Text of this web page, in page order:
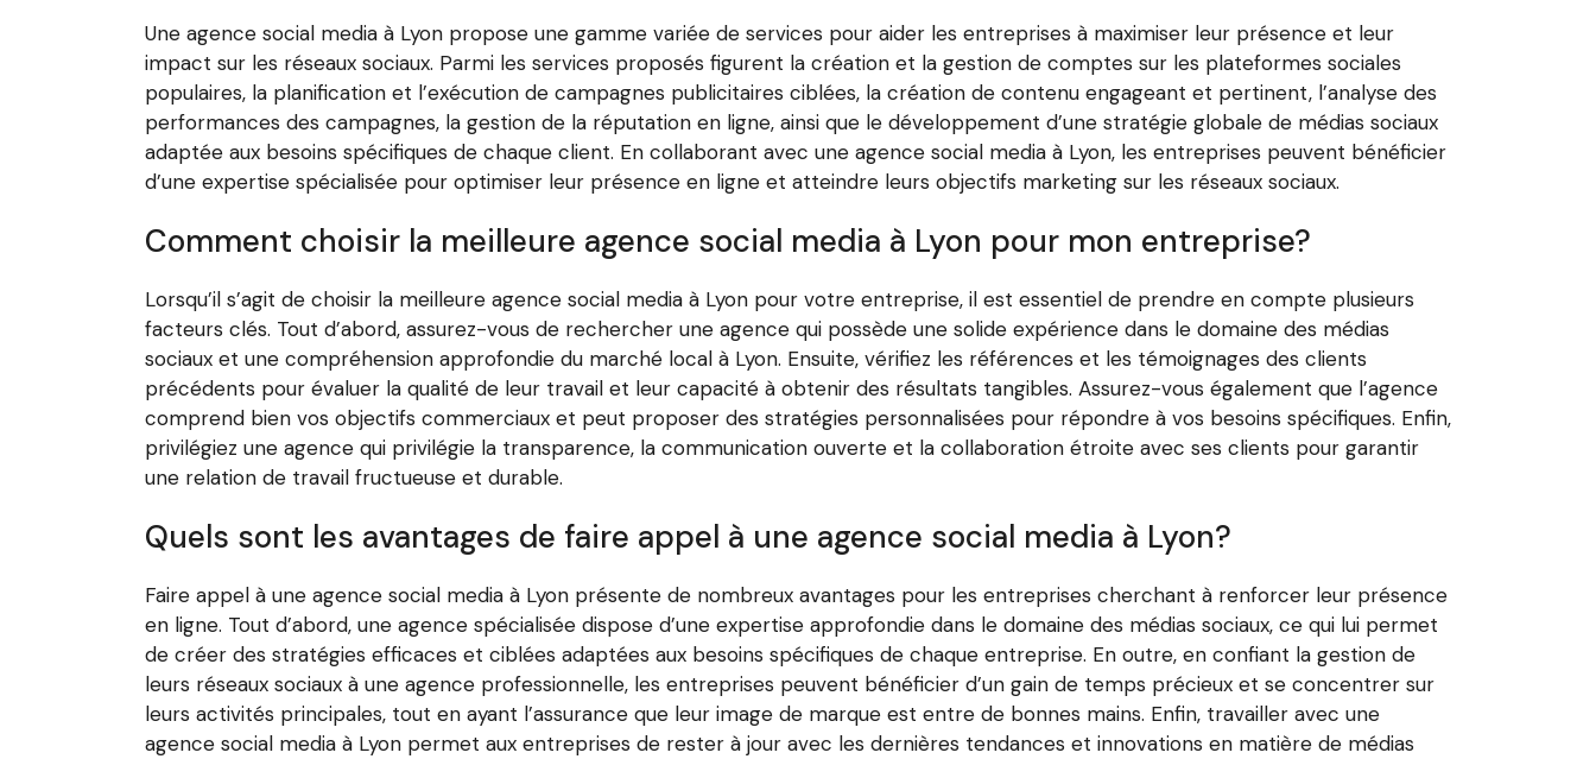
Une agence social media à Lyon propose une gamme variée de services pour aider les entreprises à maximiser leur présence et leur
impact sur les réseaux sociaux. Parmi les services proposés figurent la création et la gestion de comptes sur les plateformes sociales
populaires, la planification et l’exécution de campagnes publicitaires ciblées, la création de contenu engageant et pertinent, l’analyse des
performances des campagnes, la gestion de la réputation en ligne, ainsi que le développement d’une stratégie globale de médias sociaux
adaptée aux besoins spécifiques de chaque client. En collaborant avec une agence social media à Lyon, les entreprises peuvent bénéficier
d’une expertise spécialisée pour optimiser leur présence en ligne et atteindre leurs objectifs marketing sur les réseaux sociaux.
Comment choisir la meilleure agence social media à Lyon pour mon entreprise?
Lorsqu’il s’agit de choisir la meilleure agence social media à Lyon pour votre entreprise, il est essentiel de prendre en compte plusieurs
facteurs clés. Tout d’abord, assurez-vous de rechercher une agence qui possède une solide expérience dans le domaine des médias
sociaux et une compréhension approfondie du marché local à Lyon. Ensuite, vérifiez les références et les témoignages des clients
précédents pour évaluer la qualité de leur travail et leur capacité à obtenir des résultats tangibles. Assurez-vous également que l’agence
comprend bien vos objectifs commerciaux et peut proposer des stratégies personnalisées pour répondre à vos besoins spécifiques. Enfin,
privilégiez une agence qui privilégie la transparence, la communication ouverte et la collaboration étroite avec ses clients pour garantir
une relation de travail fructueuse et durable.
Quels sont les avantages de faire appel à une agence social media à Lyon?
Faire appel à une agence social media à Lyon présente de nombreux avantages pour les entreprises cherchant à renforcer leur présence
en ligne. Tout d’abord, une agence spécialisée dispose d’une expertise approfondie dans le domaine des médias sociaux, ce qui lui permet
de créer des stratégies efficaces et ciblées adaptées aux besoins spécifiques de chaque entreprise. En outre, en confiant la gestion de
leurs réseaux sociaux à une agence professionnelle, les entreprises peuvent bénéficier d’un gain de temps précieux et se concentrer sur
leurs activités principales, tout en ayant l’assurance que leur image de marque est entre de bonnes mains. Enfin, travailler avec une
agence social media à Lyon permet aux entreprises de rester à jour avec les dernières tendances et innovations en matière de médias